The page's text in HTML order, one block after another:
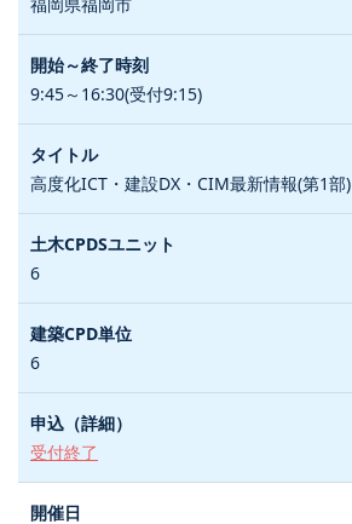
9:45～16:30(受付9:15)
高度化ICT・建設DX・CIM最新情報(第1部)
6
6
受付終了